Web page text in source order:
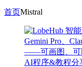
首页Mistral
AI程序&教程分